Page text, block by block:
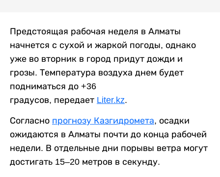
Предстоящая рабочая неделя в Алматы
начнется с сухой и жаркой погоды, однако
уже во вторник в город придут дожди и
грозы. Температура воздуха днем будет
подниматься до +36
градусов, передает Liter.kz.
Согласно прогнозу Казгидромета, осадки
ожидаются в Алматы почти до конца рабочей
недели. В отдельные дни порывы ветра могут
достигать 15–20 метров в секунду.